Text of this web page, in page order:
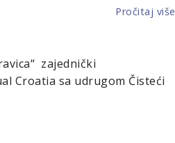
Pročitaj više
zajednički
Croatia sa udrugom Čisteći